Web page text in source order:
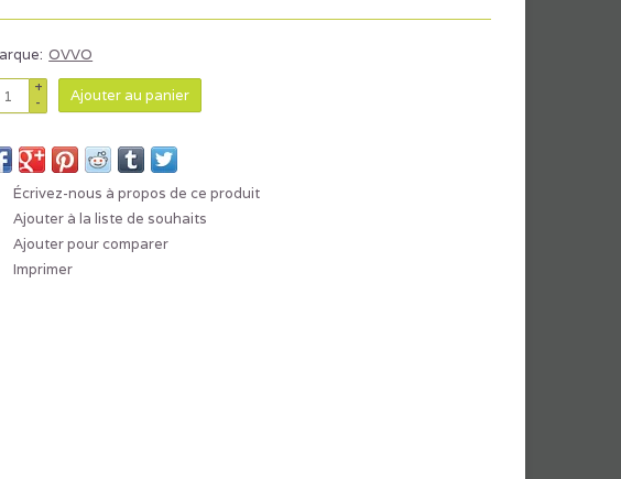
OVVO
+
-
Ajouter au panier
Écrivez-nous à propos de ce produit
Ajouter à la liste de souhaits
Ajouter pour comparer
Imprimer